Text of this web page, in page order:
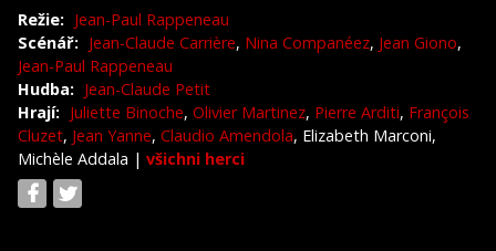
Režie: Jean-Paul Rappeneau
Scénář: Jean-Claude Carrière, Nina Companéez, Jean Giono,
Jean-Paul Rappeneau
Hudba: Jean-Claude Petit
Hrají: Juliette Binoche, Olivier Martinez, Pierre Arditi, François
Cluzet, Jean Yanne, Claudio Amendola, Elizabeth Marconi,
Michèle Addala | všichni herci